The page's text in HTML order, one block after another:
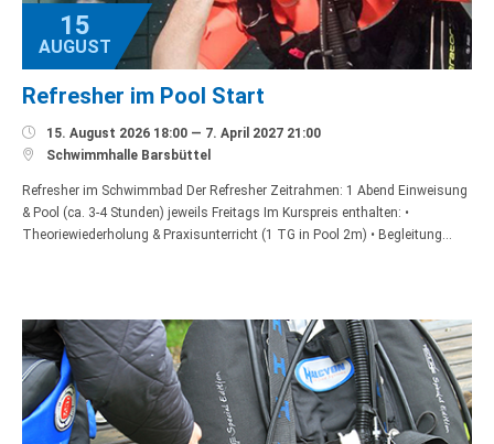
15
AUGUST
Refresher im Pool Start
 15. August 2026 18:00 — 7. April 2027 21:00
 Schwimmhalle Barsbüttel
Refresher im Schwimmbad Der Refresher Zeitrahmen: 1 Abend Einweisung
& Pool (ca. 3-4 Stunden) jeweils Freitags Im Kurspreis enthalten: •
Theoriewiederholung & Praxisunterricht (1 TG in Pool 2m) • Begleitung…